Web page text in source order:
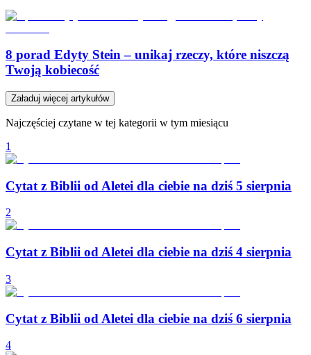
8 porad Edyty Stein – unikaj rzeczy, które niszczą
Twoją kobiecość
Załaduj więcej artykułów
Najczęściej czytane w tej kategorii w tym miesiącu
1
Cytat z Biblii od Aletei dla ciebie na dziś 5 sierpnia
2
Cytat z Biblii od Aletei dla ciebie na dziś 4 sierpnia
3
Cytat z Biblii od Aletei dla ciebie na dziś 6 sierpnia
4